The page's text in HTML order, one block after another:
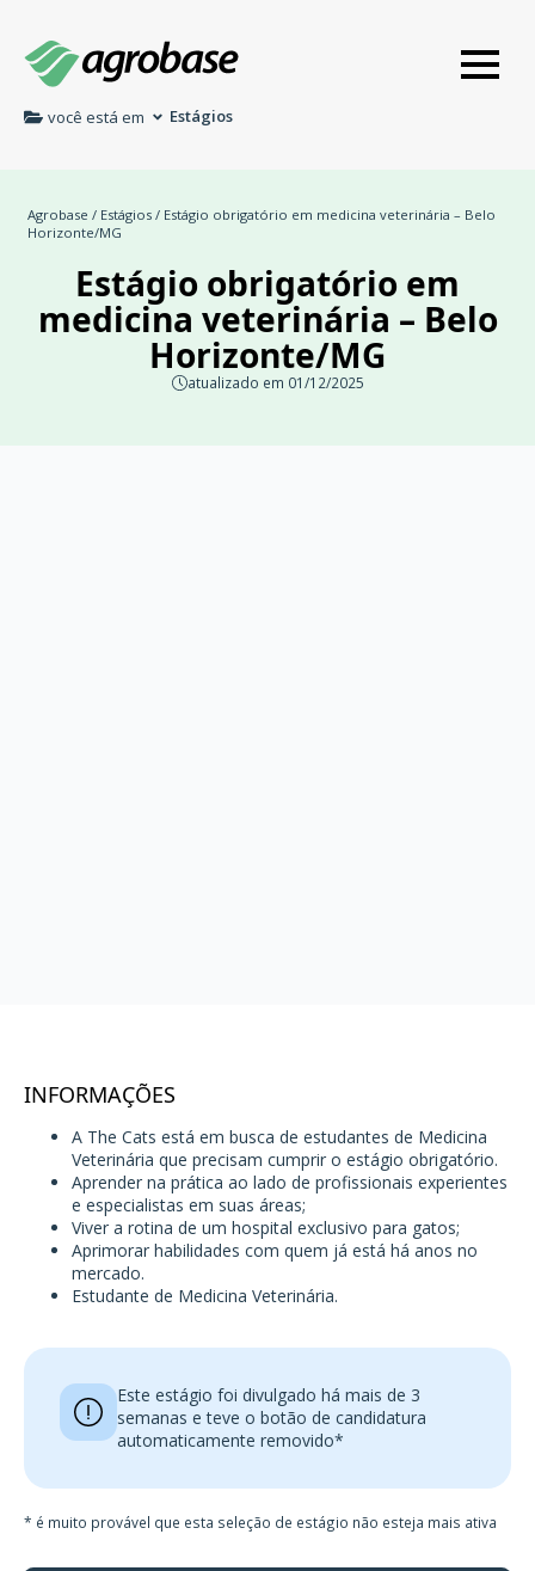
você está em Estágios
Agrobase / Estágios / Estágio obrigatório em medicina veterinária – Belo
Horizonte/MG
Estágio obrigatório em
medicina veterinária – Belo
Horizonte/MG
atualizado em 01/12/2025
INFORMAÇÕES
A The Cats está em busca de estudantes de Medicina
Veterinária que precisam cumprir o estágio obrigatório.
Aprender na prática ao lado de profissionais experientes
e especialistas em suas áreas;
Viver a rotina de um hospital exclusivo para gatos;
Aprimorar habilidades com quem já está há anos no
mercado.
Estudante de Medicina Veterinária.
Este estágio foi divulgado há mais de 3
semanas e teve o botão de candidatura
automaticamente removido*
* é muito provável que esta seleção de estágio não esteja mais ativa